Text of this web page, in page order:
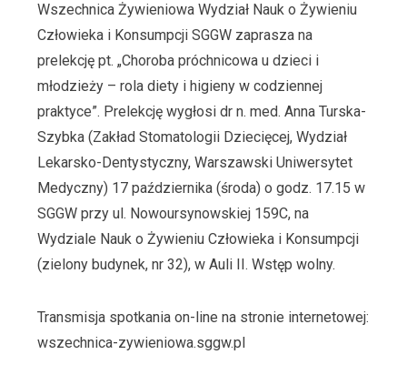
Wszechnica Żywieniowa Wydział Nauk o Żywieniu
Człowieka i Konsumpcji SGGW zaprasza na
prelekcję pt. „Choroba próchnicowa u dzieci i
młodzieży – rola diety i higieny w codziennej
praktyce”. Prelekcję wygłosi dr n. med. Anna Turska-
Szybka (Zakład Stomatologii Dziecięcej, Wydział
Lekarsko-Dentystyczny, Warszawski Uniwersytet
Medyczny) 17 października (środa) o godz. 17.15 w
SGGW przy ul. Nowoursynowskiej 159C, na
Wydziale Nauk o Żywieniu Człowieka i Konsumpcji
(zielony budynek, nr 32), w Auli II. Wstęp wolny.
Transmisja spotkania on-line na stronie internetowej:
wszechnica-zywieniowa.sggw.pl